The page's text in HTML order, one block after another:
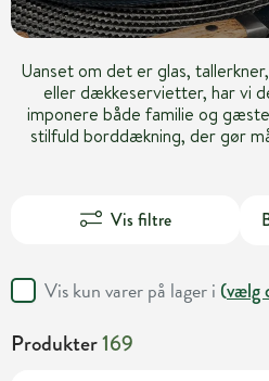
Uanset om det er glas,
eller dækkeservietter, har vi
imponere både familie og
stilfuld borddækning, der gør
Vis filtre
Vis kun varer på lager i (vælg
Produkter169